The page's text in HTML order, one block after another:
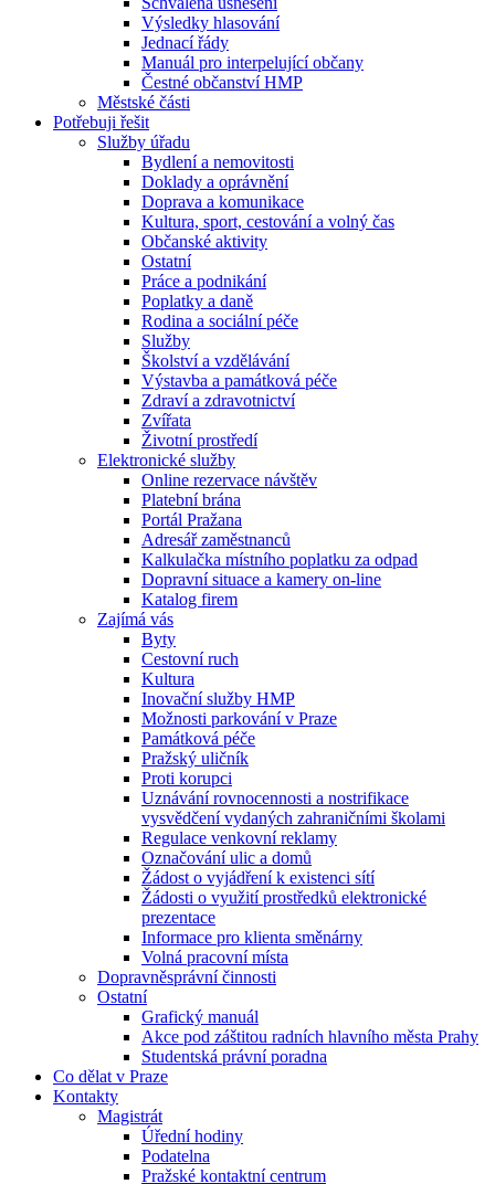
Výsledky hlasování
Jednací řády
Manuál pro interpelující občany
Čestné občanství HMP
Městské části
Potřebuji řešit
Služby úřadu
Bydlení a nemovitosti
Doklady a oprávnění
Doprava a komunikace
Kultura, sport, cestování a volný čas
Občanské aktivity
Ostatní
Práce a podnikání
Poplatky a daně
Rodina a sociální péče
Služby
Školství a vzdělávání
Výstavba a památková péče
Zdraví a zdravotnictví
Zvířata
Životní prostředí
Elektronické služby
Online rezervace návštěv
Platební brána
Portál Pražana
Adresář zaměstnanců
Kalkulačka místního poplatku za odpad
Dopravní situace a kamery on-line
Katalog firem
Zajímá vás
Byty
Cestovní ruch
Kultura
Inovační služby HMP
Možnosti parkování v Praze
Památková péče
Pražský uličník
Proti korupci
Uznávání rovnocennosti a nostrifikace
vysvědčení vydaných zahraničními školami
Regulace venkovní reklamy
Označování ulic a domů
Žádost o vyjádření k existenci sítí
Žádosti o využití prostředků elektronické
prezentace
Informace pro klienta směnárny
Volná pracovní místa
Dopravněsprávní činnosti
Ostatní
Grafický manuál
Akce pod záštitou radních hlavního města Prahy
Studentská právní poradna
Co dělat v Praze
Kontakty
Magistrát
Úřední hodiny
Podatelna
Pražské kontaktní centrum